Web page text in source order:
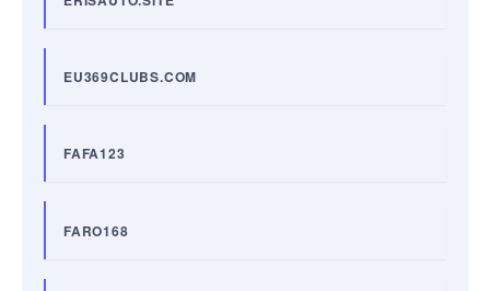
EU369CLUBS.COM
FAFA123
FARO168